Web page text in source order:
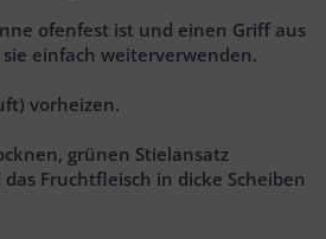
ofenfest ist und einen Griff aus
einfach weiterverwenden.
vorheizen.
grünen Stielansatz
Fruchtfleisch in dicke Scheiben